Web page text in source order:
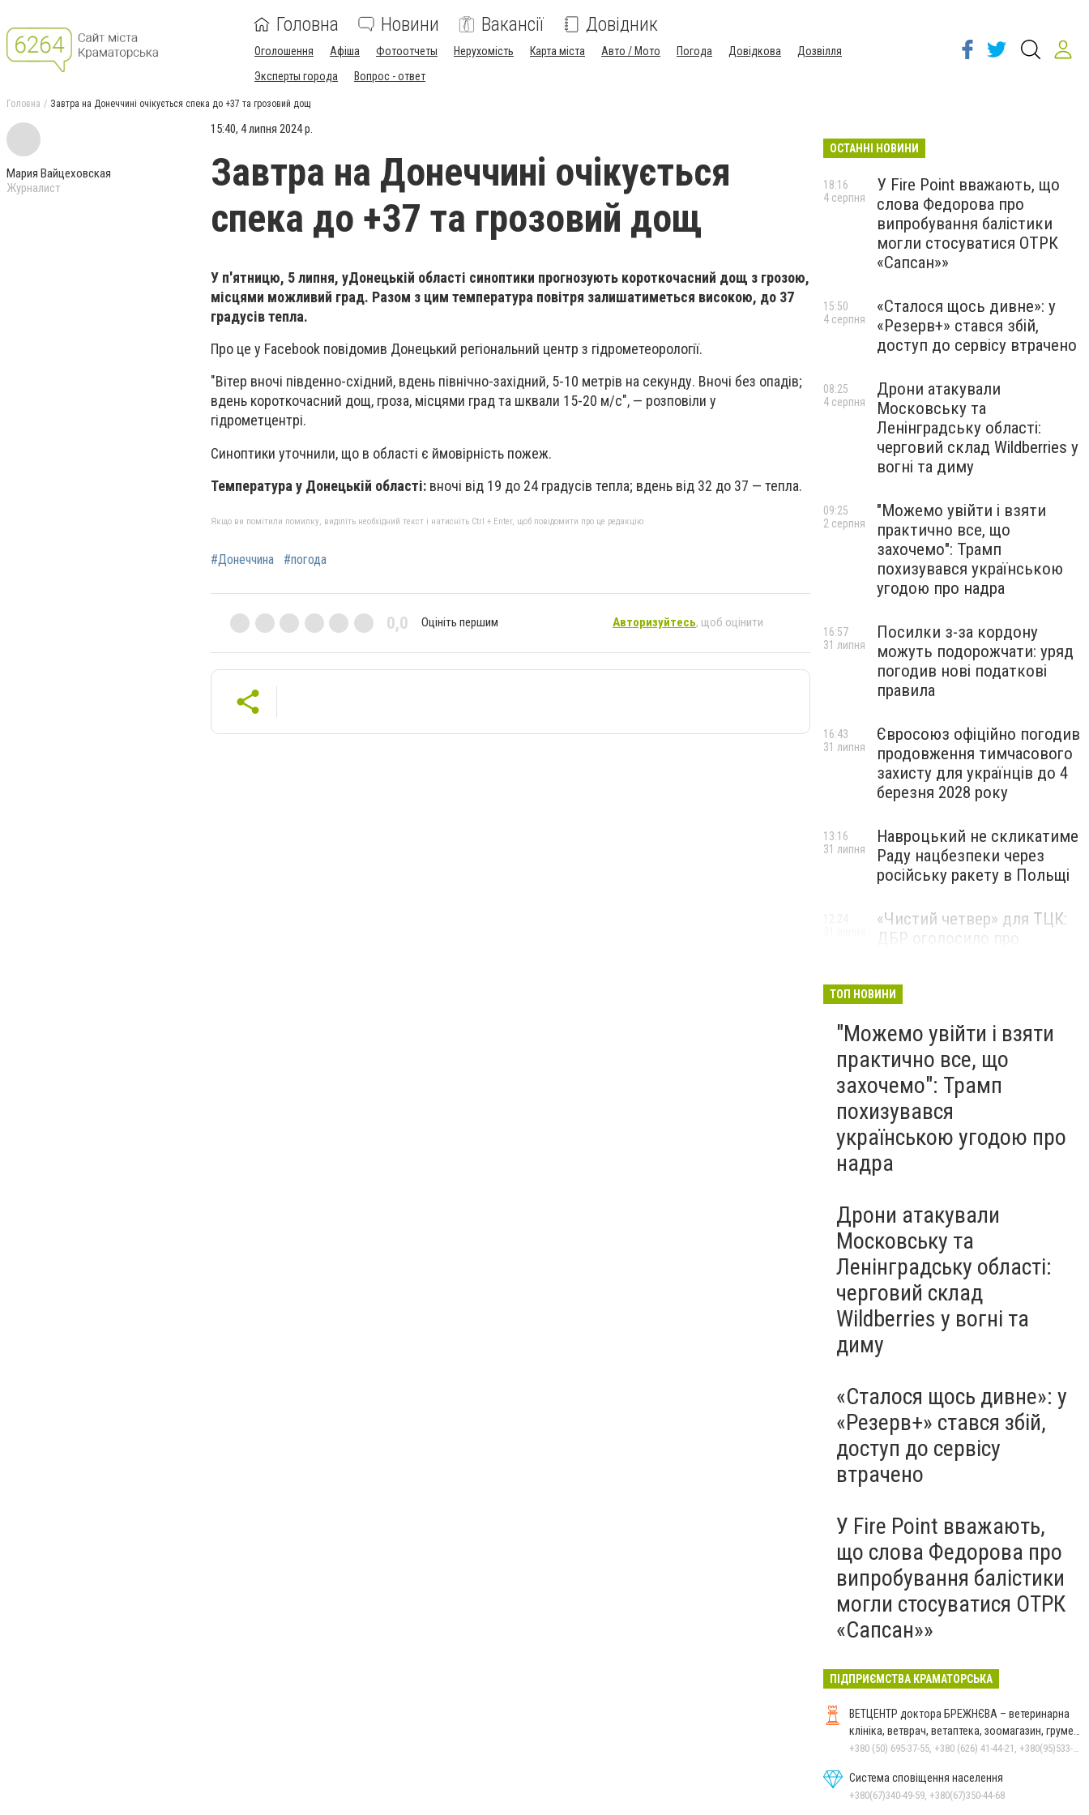
Головна Новини Вакансії Довідник
Оголошення Афіша Фотоотчеты Нерухомість Карта міста Авто / Мото Погода Довідкова
Дозвілля
Эксперты города
Вопрос - ответ
Головна Завтра на Донеччині очікується спека до +37 та грозовий дощ
Мария Вайцеховская
Журналист
15:40, 4 липня 2024 р.
Завтра на Донеччині очікується
спека до +37 та грозовий дощ
У п'ятницю, 5 липня, уДонецькій області синоптики прогнозують короткочасний дощ з грозою,
місцями можливий град. Разом з цим температура повітря залишатиметься високою, до 37
градусів тепла.
Про це у Facebook повідомив Донецький регіональний центр з гідрометеорології.
"Вітер вночі південно-східний, вдень північно-західний, 5-10 метрів на секунду. Вночі без опадів;
вдень короткочасний дощ, гроза, місцями град та шквали 15-20 м/с", — розповіли у
гідрометцентрі.
Синоптики уточнили, що в області є ймовірність пожеж.
Температура у Донецькій області: вночі від 19 до 24 градусів тепла; вдень від 32 до 37 — тепла.
Якщо ви помітили помилку, виділіть необхідний текст і натисніть Ctrl + Enter, щоб повідомити про це редакцію
#Донеччина #погода
0,0 Оцініть першим Авторизуйтесь, щоб оцінити
ОСТАННІ НОВИНИ
У Fire Point вважають, що
слова Федорова про
випробування балістики
могли стосуватися ОТРК
«Сапсан»»
18:16
4 серпня
«Сталося щось дивне»: у
«Резерв+» стався збій,
доступ до сервісу втрачено
15:50
4 серпня
Дрони атакували
Московську та
Ленінградську області:
черговий склад Wildberries у
вогні та диму
08:25
4 серпня
"Можемо увійти і взяти
практично все, що
захочемо": Трамп
похизувався українською
угодою про надра
09:25
2 серпня
Посилки з-за кордону
можуть подорожчати: уряд
погодив нові податкові
правила
16:57
31 липня
Євросоюз офіційно погодив
продовження тимчасового
захисту для українців до 4
березня 2028 року
16:43
31 липня
Навроцький не скликатиме
Раду нацбезпеки через
російську ракету в Польщі
13:16
31 липня
«Чистий четвер» для ТЦК:
ДБР оголосило про
ТОП НОВИНИ
"Можемо увійти і взяти
практично все, що
захочемо": Трамп
похизувався
українською угодою про
надра
Дрони атакували
Московську та
Ленінградську області:
черговий склад
Wildberries у вогні та
диму
«Сталося щось дивне»: у
«Резерв+» стався збій,
доступ до сервісу
втрачено
У Fire Point вважають,
що слова Федорова про
випробування балістики
могли стосуватися ОТРК
«Сапсан»»
ПІДПРИЄМСТВА КРАМАТОРСЬКА
ВЕТЦЕНТР доктора БРЕЖНЄВА – ветеринарна
клініка, ветврач, ветаптека, зоомагазин, грумер,
стрижки.
+380 (50) 695-37-55, +380 (626) 41-44-21, +380(95)533-90-03
Система сповіщення населення
+380(67)340-49-59, +380(67)350-44-68